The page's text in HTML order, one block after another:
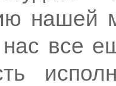
нашей
все